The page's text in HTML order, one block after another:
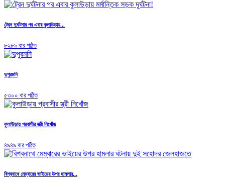
ট্রেন দুর্ঘটনার পর এবার কুলাউড়ায়...
৮২৮৯ বার পঠিত
দুপুরমনি
৫৩০০ বার পঠিত
কুলাউড়ায় প্রবাসীর স্ত্রী নিখোঁজ
৪৯৪৯ বার পঠিত
বিশ্বনাথে মেম্বারের ভাইয়ের উপর হামলার...